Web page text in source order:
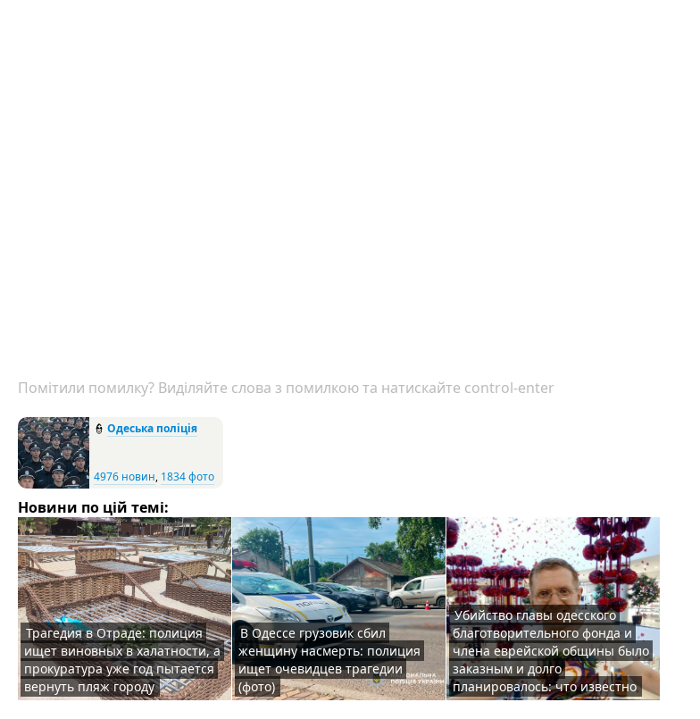
Помітили помилку? Виділяйте слова з помилкою та натискайте control-enter
👮 Одеська поліція
4976 новин, 1834 фото
Новини по цій темі:
Трагедия в Отраде: полиция
ищет виновных в халатности, а
прокуратура уже год пытается
вернуть пляж городу
В Одессе грузовик сбил
женщину насмерть: полиция
ищет очевидцев трагедии
(фото)
Убийство главы одесского
благотворительного фонда и
члена еврейской общины было
заказным и долго
планировалось: что известно